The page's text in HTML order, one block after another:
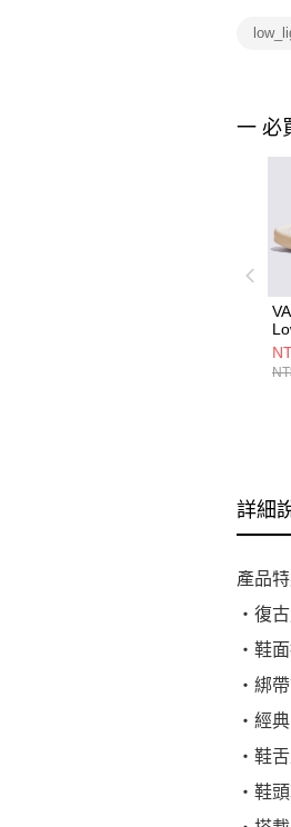
一 必
詳細
產品
・復
・鞋
・綁
・經
・鞋
・鞋